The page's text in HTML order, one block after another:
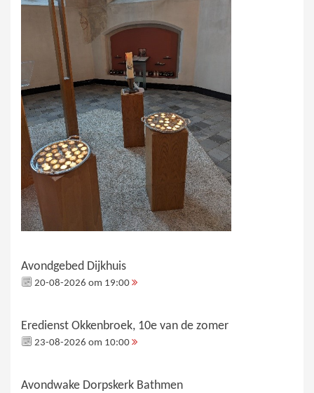
Avondgebed Dijkhuis
20-08-2026 om 19:00
Eredienst Okkenbroek, 10e van de zomer
23-08-2026 om 10:00
Avondwake Dorpskerk Bathmen